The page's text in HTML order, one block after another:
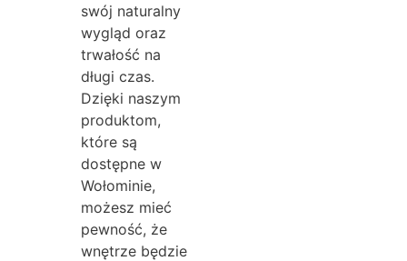
swój naturalny
wygląd oraz
trwałość na
długi czas.
Dzięki naszym
produktom,
które są
dostępne w
Wołominie,
możesz mieć
pewność, że
wnętrze będzie